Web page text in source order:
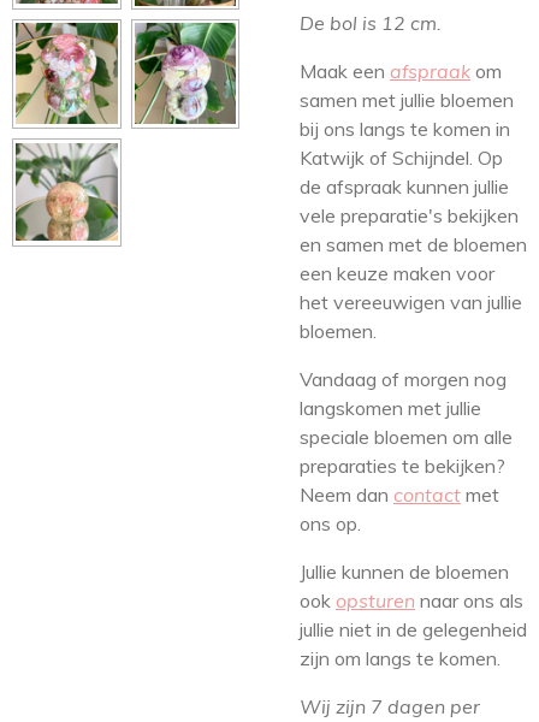
De bol is 12 cm.
Maak een afspraak om
samen met jullie bloemen
bij ons langs te komen in
Katwijk of Schijndel. Op
de afspraak kunnen jullie
vele preparatie's bekijken
en samen met de bloemen
een keuze maken voor
het vereeuwigen van jullie
bloemen.
Vandaag of morgen nog
langskomen met jullie
speciale bloemen om alle
preparaties te bekijken?
Neem dan contact met
ons op.
Jullie kunnen de bloemen
ook opsturen naar ons als
jullie niet in de gelegenheid
zijn om langs te komen.
Wij zijn 7 dagen per